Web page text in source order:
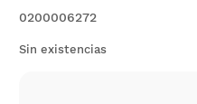
0200006272
Sin existencias